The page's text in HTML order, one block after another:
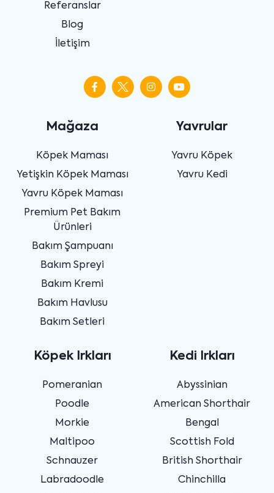
Referanslar
Blog
İletişim
Mağaza
Köpek Maması
Yetişkin Köpek Maması
Yavru Köpek Maması
Premium Pet Bakım
Ürünleri
Bakım Şampuanı
Bakım Spreyi
Bakım Kremi
Bakım Havlusu
Bakım Setleri
Yavrular
Yavru Köpek
Yavru Kedi
Köpek Irkları
Pomeranian
Poodle
Morkie
Maltipoo
Schnauzer
Labradoodle
Kedi Irkları
Abyssinian
American Shorthair
Bengal
Scottish Fold
British Shorthair
Chinchilla